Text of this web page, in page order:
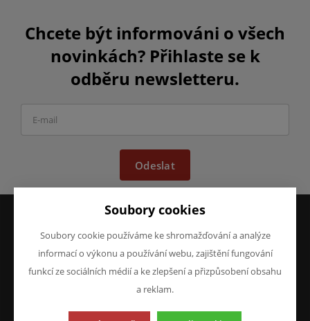
Chcete být informováni o všech
novinkách? Přihlaste se k
odběru newsletteru.
Odeslat
VŠE O NÁKUPU
Obchodní podmínky
Reklamace
O FIRMĚ
O nás
Kontakty
Soubory cookies
Soubory cookie používáme ke shromažďování a analýze
informací o výkonu a používání webu, zajištění fungování
funkcí ze sociálních médií a ke zlepšení a přizpůsobení obsahu
a reklam.